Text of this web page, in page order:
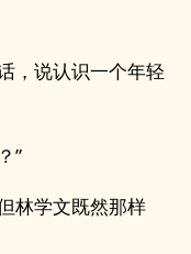
，说认识一个年轻
”
林学文既然那样